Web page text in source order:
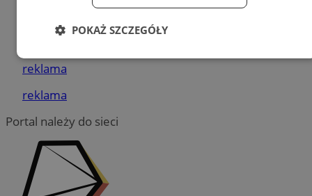
reklama
reklama
Portal należy do sieci
POKAŻ SZCZEGÓŁY
Niezbędne Wydajność Targetowanie
Funkcjonalność